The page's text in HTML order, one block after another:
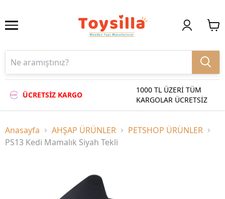
ÜCRETSİZ KARGO
1000 TL ÜZERİ TÜM
KARGOLAR ÜCRETSİZ
Anasayfa AHŞAP ÜRÜNLER
PETSHOP ÜRÜNLER
PS13 Kedi Mamalık Siyah Tekli